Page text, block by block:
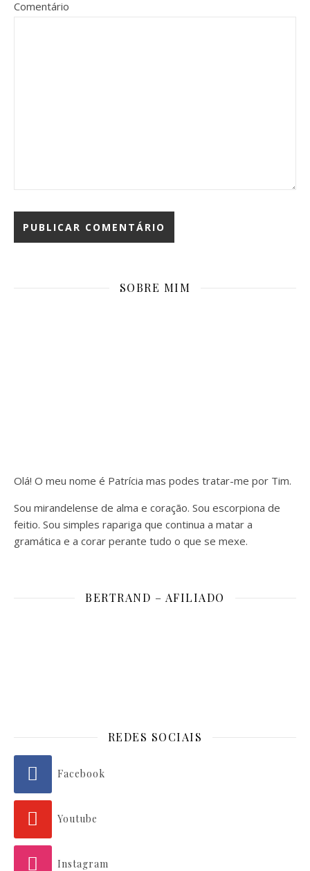
Comentário
SOBRE MIM
Olá! O meu nome é Patrícia mas podes tratar-me por Tim.
Sou mirandelense de alma e coração. Sou escorpiona de
feitio. Sou simples rapariga que continua a matar a
gramática e a corar perante tudo o que se mexe.
BERTRAND – AFILIADO
REDES SOCIAIS
Facebook
Youtube
Instagram